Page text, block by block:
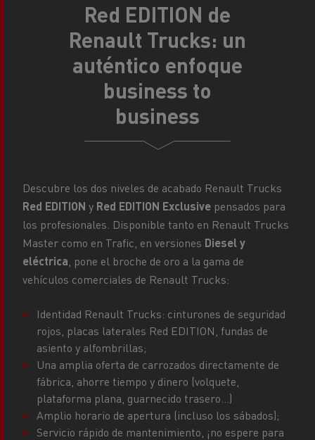
Red EDITION de
Renault Trucks: un
auténtico enfoque
business to
business
Descubre los dos niveles de acabado Renault Trucks
Red EDITION y Red EDITION Exclusive pensados para
los profesionales. Disponible tanto en Renault Trucks
Master como en Trafic, en versiones Diesel y
eléctrica , pone el broche de oro a la gama de
vehículos comerciales de Renault Trucks:
Identidad Renault Trucks: cinturones de seguridad
rojos, placas laterales Red EDITION, fundas de
asiento y alfombrillas;
Una amplia oferta de carrozados directamente de
fábrica, ahorre tiempo y dinero (volquete,
plataforma plana, guarnecido trasero...)
Amplio horario de apertura (incluso los sábados);
Servicio rápido de mantenimiento, ¡no espere para